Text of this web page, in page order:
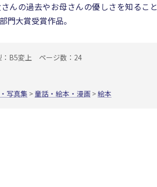
んの過去やお母さんの優しさを知ること
門大賞受賞作品。
：B5変上
ページ数：24
写真集 > 童話・絵本・漫画 >絵本